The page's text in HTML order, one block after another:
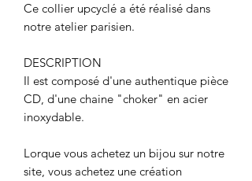
Ce collier upcyclé a été réalisé dans
notre atelier parisien.
DESCRIPTION
Il est composé d'une authentique pièce
CD, d'une chaine "choker" en acier
inoxydable.
Lorque vous achetez un bijou sur notre
site, vous achetez une création